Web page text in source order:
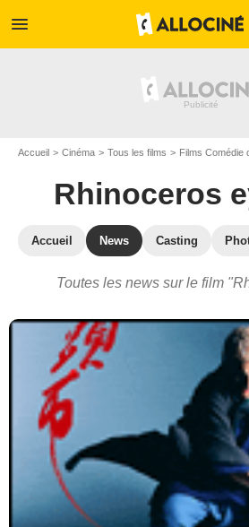
menu
Accueil Cinéma Tous les films Films Comédie
Rhinoceros
Accueil News Casting
Toutes les news sur le film